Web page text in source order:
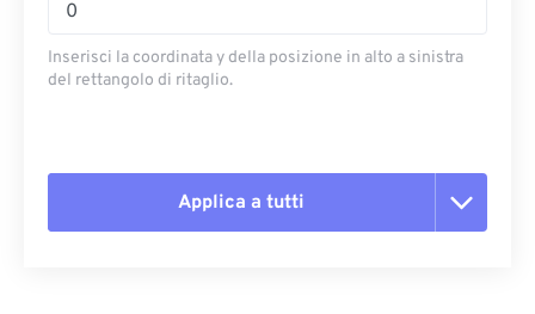
Inserisci la coordinata y della posizione in alto a sinistra
del rettangolo di ritaglio.
Applica a tutti